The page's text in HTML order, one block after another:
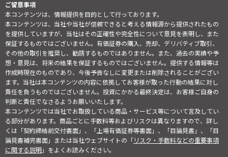
ご留意事項
本コンテンツは、情報提供を目的として行っております。
本コンテンツは、当社や当社が信頼できると考える情報源から提供されたもの
を提供していますが、当社はその正確性や完全性について意見を表明し、また
保証するものではございません。有価証券の購入、売却、デリバティブ取引、
その他の取引を推奨し、勧誘するものではありません。また、過去の実績や予
想・意見は、将来の結果を保証するものではございません。提供する情報等は
作成時現在のものであり、今後予告なしに変更または削除されることがござい
ます。当社は本コンテンツの内容に依拠してお客様が取った行動の結果に対し
責任を負うものではございません。投資にかかる最終決定は、お客様ご自身の
判断と責任でなさるようお願いいたします。
本コンテンツでは当社でお取扱している商品・サービス等について言及してい
る部分があります。商品ごとに手数料等およびリスクは異なりますので、詳し
くは「契約締結前交付書面」、「上場有価証券等書面」、「目論見書」、「目
論見書補完書面」または当社ウェブサイトの「リスク・手数料などの重要事項
に関する説明」をよくお読みください。